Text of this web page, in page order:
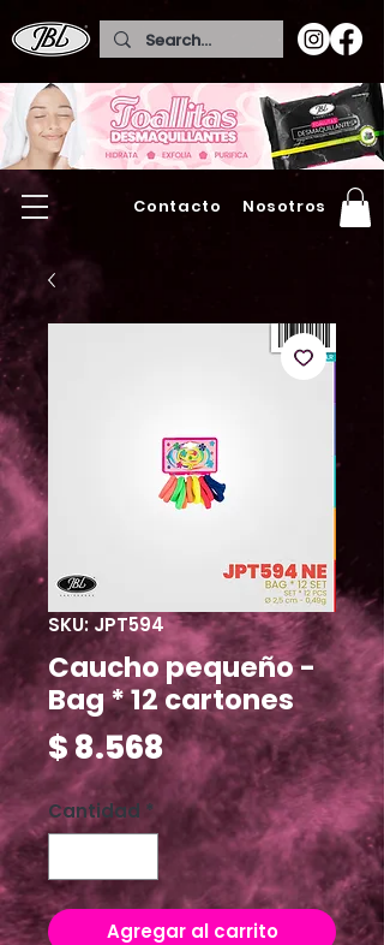
Contacto Nosotros
SKU: JPT594
Caucho pequeño -
Bag * 12 cartones
$ 8.568Precio
Cantidad *
Agregar al carrito